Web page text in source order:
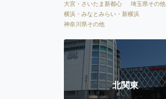
大宮・さいたま新都心
埼玉県その他
横浜・みなとみらい・新横浜
神奈川県その他
北関東